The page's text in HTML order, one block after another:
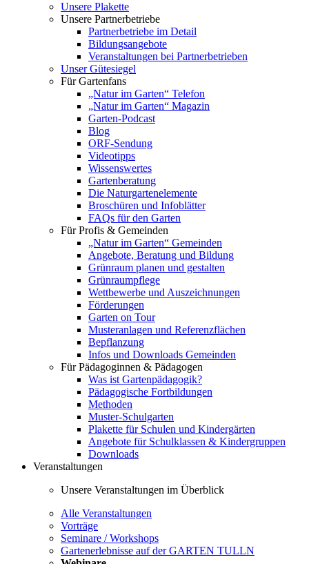
Unsere Plakette
Unsere Partnerbetriebe
Partnerbetriebe im Detail
Bildungsangebote
Veranstaltungen bei Partnerbetrieben
Unser Gütesiegel
Für Gartenfans
„Natur im Garten“ Telefon
„Natur im Garten“ Magazin
Garten-Podcast
Blog
ORF-Sendung
Videotipps
Wissenswertes
Gartenberatung
Die Naturgartenelemente
Broschüren und Infoblätter
FAQs für den Garten
Für Profis & Gemeinden
„Natur im Garten“ Gemeinden
Angebote, Beratung und Bildung
Grünraum planen und gestalten
Grünraumpflege
Wettbewerbe und Auszeichnungen
Förderungen
Garten on Tour
Musteranlagen und Referenzflächen
Bepflanzung
Infos und Downloads Gemeinden
Für Pädagoginnen & Pädagogen
Was ist Gartenpädagogik?
Pädagogische Fortbildungen
Methoden
Muster-Schulgarten
Plakette für Schulen und Kindergärten
Angebote für Schulklassen & Kindergruppen
Downloads
Veranstaltungen
Unsere Veranstaltungen im Überblick
Alle Veranstaltungen
Vorträge
Seminare / Workshops
Gartenerlebnisse auf der GARTEN TULLN